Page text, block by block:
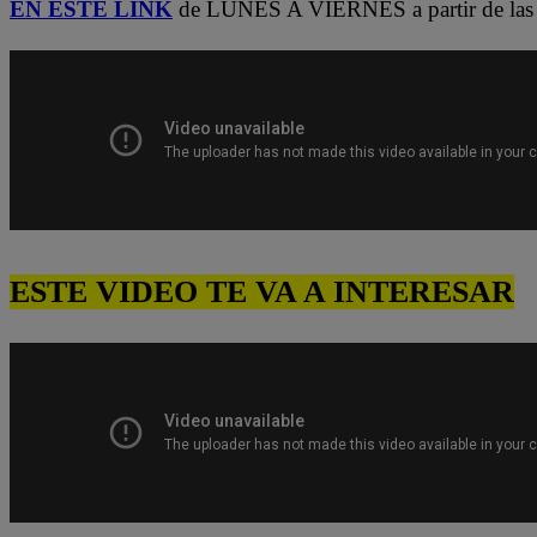
EN ESTE LINK de LUNES A VIERNES a partir de
ESTE VIDEO TE VA A INTERESAR